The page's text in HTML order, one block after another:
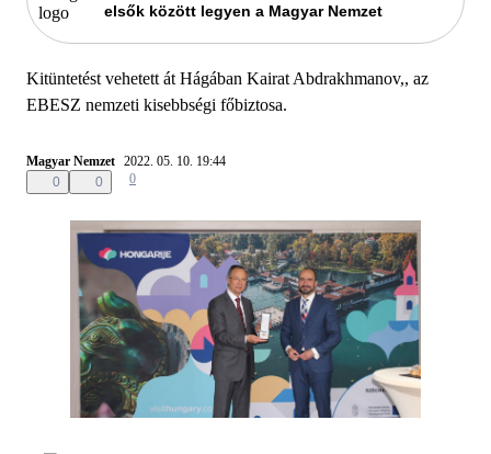
elsők között legyen a Magyar Nemzet
Kitüntetést vehetett át Hágában Kairat Abdrakhmanov,, az
EBESZ nemzeti kisebbségi főbiztosa.
Magyar Nemzet 2022. 05. 10. 19:44
0
0 0